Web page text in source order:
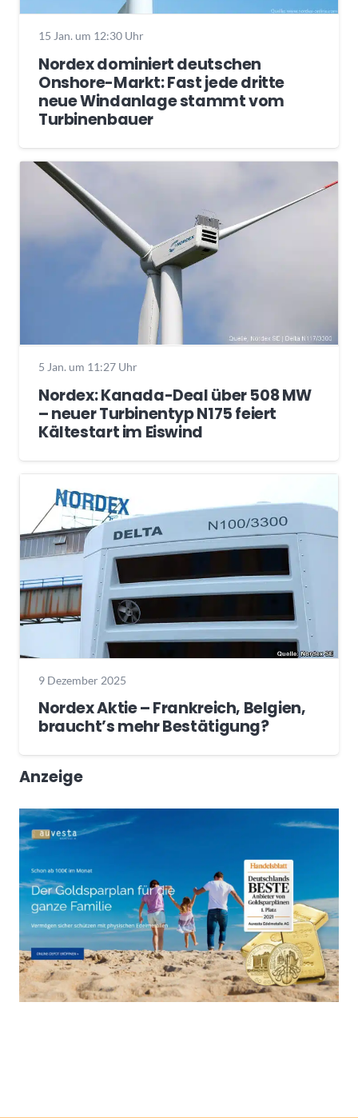
15 Jan. um 12:30 Uhr
Nordex dominiert deutschen
Onshore-Markt: Fast jede dritte
neue Windanlage stammt vom
Turbinenbauer
5 Jan. um 11:27 Uhr
Nordex: Kanada-Deal über 508 MW
– neuer Turbinentyp N175 feiert
Kältestart im Eiswind
9 Dezember 2025
Nordex Aktie – Frankreich, Belgien,
braucht’s mehr Bestätigung?
Anzeige